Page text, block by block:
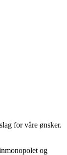
for våre ønsker.
og